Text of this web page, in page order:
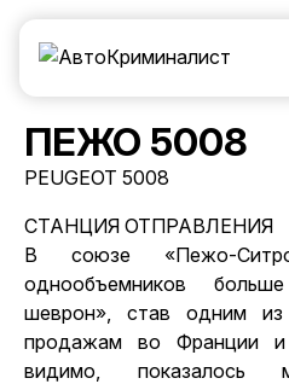
ПЕЖО 5008
PEUGEOT 5008
СТАНЦИЯ ОТПРАВЛЕНИЯ
В союзе «Пежо-
однообъемников
шеврон», став одним
продажам во Франции
видимо, показалось